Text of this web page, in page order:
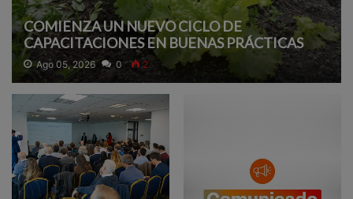
COMIENZA UN NUEVO CICLO DE
CAPACITACIONES EN BUENAS PRÁCTICAS
AGRÍCOLAS PARA EL SECTOR HORTÍCOLA.
Ago 05, 2026 0 2